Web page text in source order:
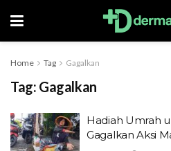
Home Tag Gagalkan
Tag: Gagalkan
Hadiah Umrah
Gagalkan Aksi